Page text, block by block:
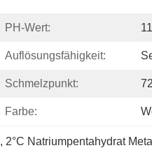
PH-Wert:
Auflösungsfähigkeit:
Schmelzpunkt:
Farbe:
, 2°C Natriumpentahydrat